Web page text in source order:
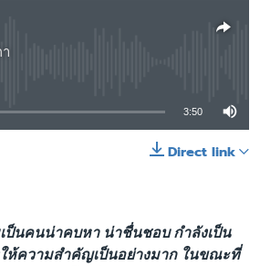
source currently available
3:50
Direct link
ป็นคนน่าคบหา น่าชื่นชอบ กำลังเป็น
ห้ความสำคัญเป็นอย่างมาก ในขณะที่